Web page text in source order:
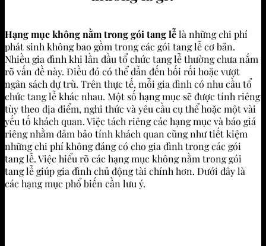
Hạng mục không nằm trong gói tang lễlà những chi phí
phát sinh không bao gồm trong các gói tang lễ cơ bản.
Nhiều gia đình khi lần đầu tổ chức tang lễ thường chưa nắm
rõ vấn đề này. Điều đó có thể dẫn đến bối rối hoặc vượt
ngân sách dự trù. Trên thực tế, mỗi gia đình có nhu cầu tổ
chức tang lễ khác nhau. Một số hạng mục sẽ được tính riêng
tùy theo địa điểm, nghi thức và yêu cầu cụ thể hoặc một vài
yếu tố khách quan. Việc tách riêng các hạng mục và báo giá
riêng nhằm đảm bảo tính khách quan cũng như tiết kiệm
những chi phí không đáng có cho gia đình trong các gói
tang lễ. Việc hiểu rõ các hạng mục không nằm trong gói
tang lễ giúp gia đình chủ động tài chính hơn. Dưới đây là
các hạng mục phổ biến cần lưu ý.